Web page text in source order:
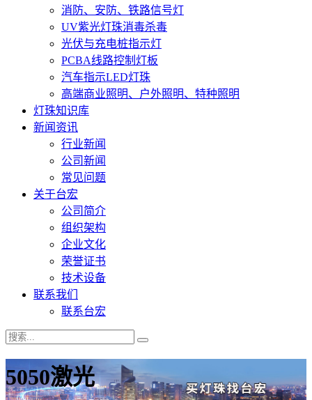
消防、安防、铁路信号灯
UV紫光灯珠消毒杀毒
光伏与充电桩指示灯
PCBA线路控制灯板
汽车指示LED灯珠
高端商业照明、户外照明、特种照明
灯珠知识库
新闻资讯
行业新闻
公司新闻
常见问题
关于台宏
公司简介
组织架构
企业文化
荣誉证书
技术设备
联系我们
联系台宏
5050激光